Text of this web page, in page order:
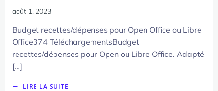
août 1, 2023
Budget recettes/dépenses pour Open Office ou Libre
Office374 TéléchargementsBudget
recettes/dépenses pour Open ou Libre Office. Adapté
[…]
LIRE LA SUITE